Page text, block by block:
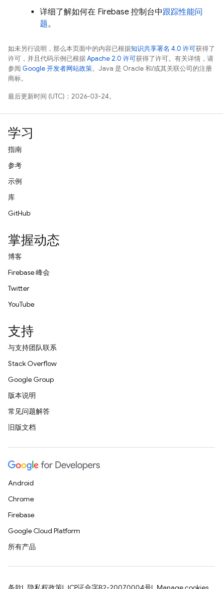
详细了解如何在 Firebase 控制台中跟踪性能问
题。
如未另行说明，那么本页面中的内容已根据知识共享署名 4.0 许可获得了
许可，并且代码示例已根据Apache 2.0 许可获得了许可。有关详情，请
参阅 Google 开发者网站政策。Java 是 Oracle 和/或其关联公司的注册
商标。
最后更新时间 (UTC)：2026-03-24。
学习
指南
参考
示例
库
GitHub
掌握动态
博客
Firebase 峰会
Twitter
YouTube
支持
与支持团队联系
Stack Overflow
Google Group
版本说明
常见问题解答
旧版文档
Android
Chrome
Firebase
Google Cloud Platform
所有产品